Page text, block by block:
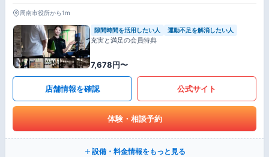
周南市役所から1m
隙間時間を活用したい人 運動不足を解消したい人
充実と満足の会員特典
7,678円〜
店舗情報を確認 公式サイト
体験・相談予約
設備・料金情報をもっと見る